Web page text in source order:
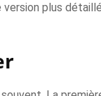
plus